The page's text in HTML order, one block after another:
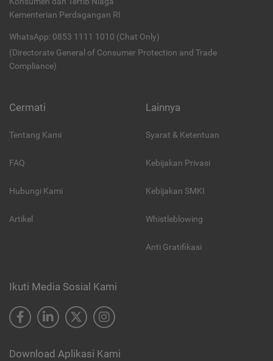
Kementerian Perdagangan RI
WhatsApp: 0853 1111 1010 (Chat Only)
(Directorate General of Consumer Protection and Trade
Compliance)
Cermati
Tentang Kami
FAQ
Hubungi Kami
Artikel
Lainnya
Syarat & Ketentuan
Kebijakan Privasi
Kebijakan SMKI
Whistleblowing
Anti Gratifikasi
Ikuti Media Sosial Kami
Download Aplikasi Kami